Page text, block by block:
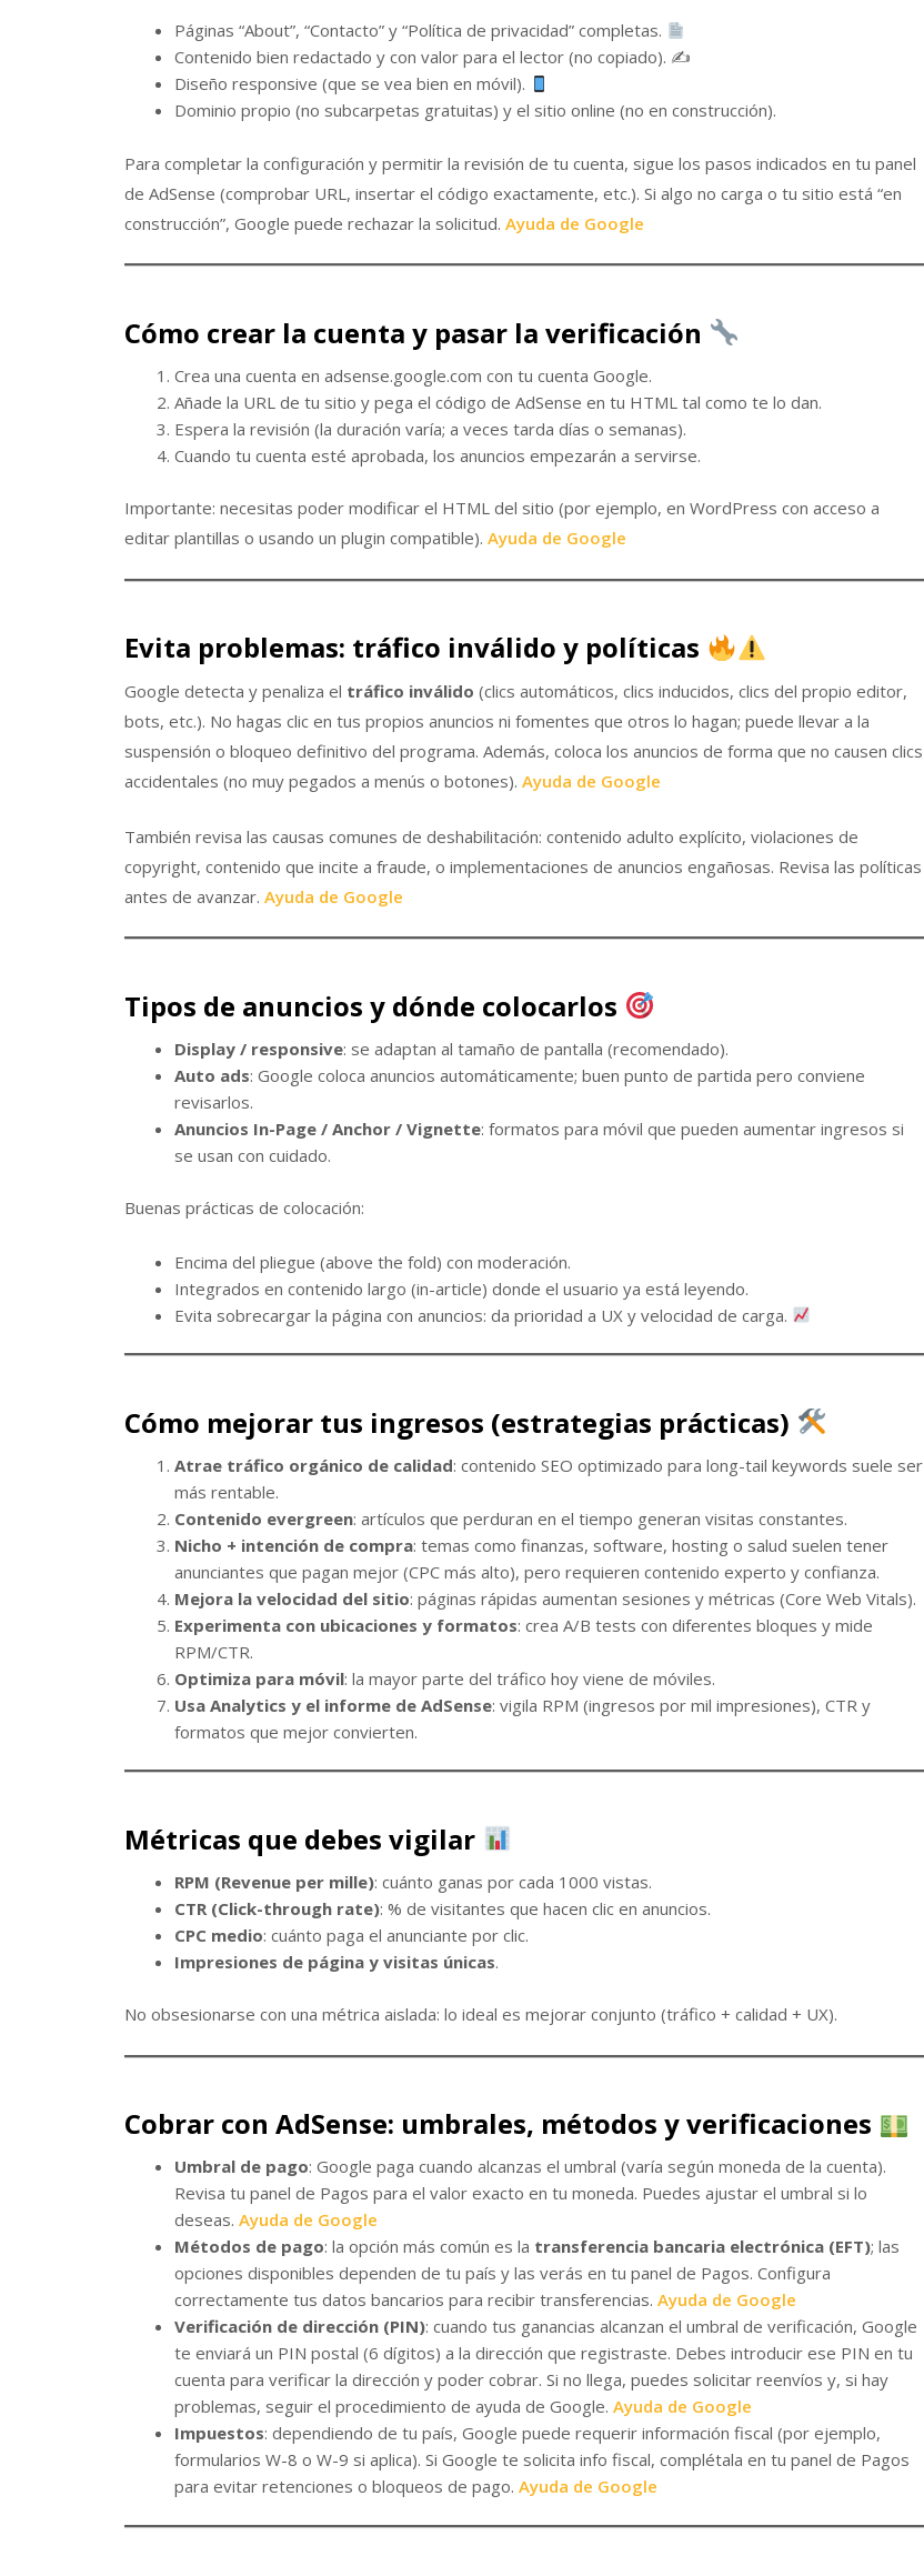
Páginas “About”, “Contacto” y “Política de privacidad” completas.
Contenido bien redactado y con valor para el lector (no copiado). ✍️
Diseño responsive (que se vea bien en móvil).
Dominio propio (no subcarpetas gratuitas) y el sitio online (no en construcción).
Para completar la configuración y permitir la revisión de tu cuenta, sigue los pasos indicados en tu panel
de AdSense (comprobar URL, insertar el código exactamente, etc.). Si algo no carga o tu sitio está “en
construcción”, Google puede rechazar la solicitud. Ayuda de Google
Cómo crear la cuenta y pasar la verificación
Crea una cuenta en adsense.google.com con tu cuenta Google.
Añade la URL de tu sitio y pega el código de AdSense en tu HTML tal como te lo dan.
Espera la revisión (la duración varía; a veces tarda días o semanas).
Cuando tu cuenta esté aprobada, los anuncios empezarán a servirse.
Importante: necesitas poder modificar el HTML del sitio (por ejemplo, en WordPress con acceso a
editar plantillas o usando un plugin compatible). Ayuda de Google
Evita problemas: tráfico inválido y políticas
Google detecta y penaliza el tráfico inválido (clics automáticos, clics inducidos, clics del propio editor,
bots, etc.). No hagas clic en tus propios anuncios ni fomentes que otros lo hagan; puede llevar a la
suspensión o bloqueo definitivo del programa. Además, coloca los anuncios de forma que no causen clics
accidentales (no muy pegados a menús o botones). Ayuda de Google
También revisa las causas comunes de deshabilitación: contenido adulto explícito, violaciones de
copyright, contenido que incite a fraude, o implementaciones de anuncios engañosas. Revisa las políticas
antes de avanzar. Ayuda de Google
Tipos de anuncios y dónde colocarlos
Display / responsive: se adaptan al tamaño de pantalla (recomendado).
Auto ads: Google coloca anuncios automáticamente; buen punto de partida pero conviene
revisarlos.
Anuncios In-Page / Anchor / Vignette: formatos para móvil que pueden aumentar ingresos si
se usan con cuidado.
Buenas prácticas de colocación:
Encima del pliegue (above the fold) con moderación.
Integrados en contenido largo (in-article) donde el usuario ya está leyendo.
Evita sobrecargar la página con anuncios: da prioridad a UX y velocidad de carga.
Cómo mejorar tus ingresos (estrategias prácticas)
Atrae tráfico orgánico de calidad: contenido SEO optimizado para long-tail keywords suele ser
más rentable.
Contenido evergreen: artículos que perduran en el tiempo generan visitas constantes.
Nicho + intención de compra: temas como finanzas, software, hosting o salud suelen tener
anunciantes que pagan mejor (CPC más alto), pero requieren contenido experto y confianza.
Mejora la velocidad del sitio: páginas rápidas aumentan sesiones y métricas (Core Web Vitals).
Experimenta con ubicaciones y formatos: crea A/B tests con diferentes bloques y mide
RPM/CTR.
Optimiza para móvil: la mayor parte del tráfico hoy viene de móviles.
Usa Analytics y el informe de AdSense: vigila RPM (ingresos por mil impresiones), CTR y
formatos que mejor convierten.
Métricas que debes vigilar
RPM (Revenue per mille): cuánto ganas por cada 1000 vistas.
CTR (Click-through rate): % de visitantes que hacen clic en anuncios.
CPC medio: cuánto paga el anunciante por clic.
Impresiones de página y visitas únicas.
No obsesionarse con una métrica aislada: lo ideal es mejorar conjunto (tráfico + calidad + UX).
Cobrar con AdSense: umbrales, métodos y verificaciones
Umbral de pago: Google paga cuando alcanzas el umbral (varía según moneda de la cuenta).
Revisa tu panel de Pagos para el valor exacto en tu moneda. Puedes ajustar el umbral si lo
deseas. Ayuda de Google
Métodos de pago: la opción más común es la transferencia bancaria electrónica (EFT); las
opciones disponibles dependen de tu país y las verás en tu panel de Pagos. Configura
correctamente tus datos bancarios para recibir transferencias. Ayuda de Google
Verificación de dirección (PIN): cuando tus ganancias alcanzan el umbral de verificación, Google
te enviará un PIN postal (6 dígitos) a la dirección que registraste. Debes introducir ese PIN en tu
cuenta para verificar la dirección y poder cobrar. Si no llega, puedes solicitar reenvíos y, si hay
problemas, seguir el procedimiento de ayuda de Google. Ayuda de Google
Impuestos: dependiendo de tu país, Google puede requerir información fiscal (por ejemplo,
formularios W-8 o W-9 si aplica). Si Google te solicita info fiscal, complétala en tu panel de Pagos
para evitar retenciones o bloqueos de pago. Ayuda de Google